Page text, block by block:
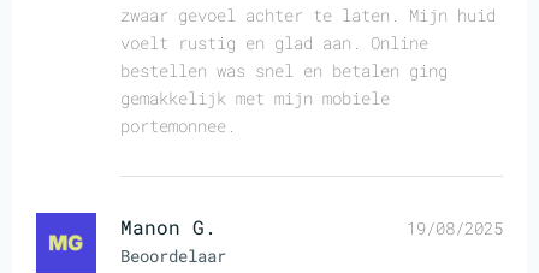
zwaar gevoel achter te laten. Mijn huid
voelt rustig en glad aan. Online
bestellen was snel en betalen ging
gemakkelijk met mijn mobiele
portemonnee.
Manon G.
Beoordelaar
19/08/2025